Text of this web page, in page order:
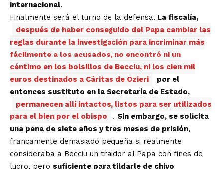
internacional.
Finalmente será el turno de la defensa. La fiscalía,
después de haber conseguido del Papa cambiar las
reglas durante la investigación para incriminar más
fácilmente a los acusados, no encontró ni un
céntimo en los bolsillos de Becciu, ni los cien mil
euros destinados a Cáritas de Ozieri
por el
entonces sustituto en la Secretaría de Estado,
permanecen allí intactos, listos para ser utilizados
para el bien por el obispo
. Sin embargo, se solicita
una pena de siete años y tres meses de prisión,
francamente demasiado pequeña si realmente
consideraba a Becciu un traidor al Papa con fines de
lucro, pero suficiente para tildarle de chivo